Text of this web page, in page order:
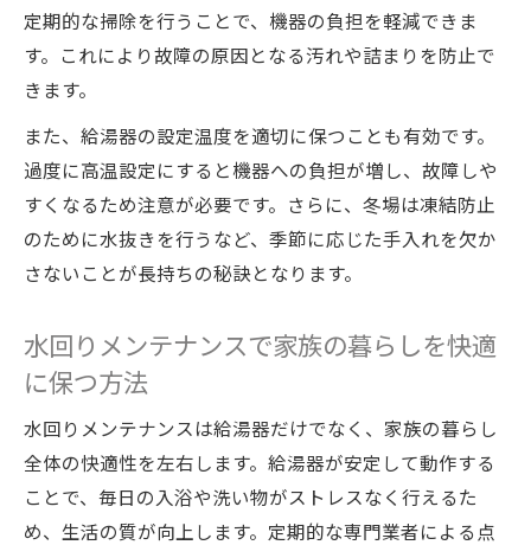
定期的な掃除を行うことで、機器の負担を軽減できま
す。これにより故障の原因となる汚れや詰まりを防止で
きます。
また、給湯器の設定温度を適切に保つことも有効です。
過度に高温設定にすると機器への負担が増し、故障しや
すくなるため注意が必要です。さらに、冬場は凍結防止
のために水抜きを行うなど、季節に応じた手入れを欠か
さないことが長持ちの秘訣となります。
水回りメンテナンスで家族の暮らしを快適
に保つ方法
水回りメンテナンスは給湯器だけでなく、家族の暮らし
全体の快適性を左右します。給湯器が安定して動作する
ことで、毎日の入浴や洗い物がストレスなく行えるた
め、生活の質が向上します。定期的な専門業者による点